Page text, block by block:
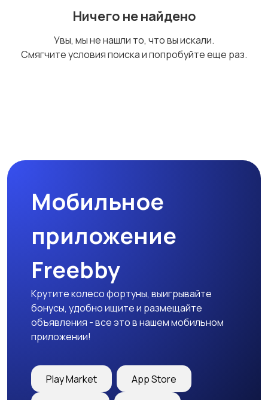
Ничего не найдено
Увы, мы не нашли то, что вы искали.
Смягчите условия поиска и попробуйте еще раз.
Мобильное
приложение
Freebby
Крутите колесо фортуны, выигрывайте
бонусы, удобно ищите и размещайте
объявления - все это в нашем мобильном
приложении!
Play Market App Store